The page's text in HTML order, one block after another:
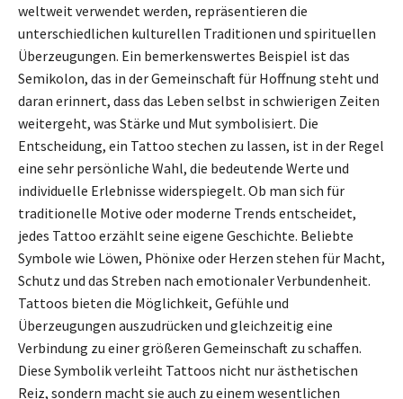
weltweit verwendet werden, repräsentieren die
unterschiedlichen kulturellen Traditionen und spirituellen
Überzeugungen. Ein bemerkenswertes Beispiel ist das
Semikolon, das in der Gemeinschaft für Hoffnung steht und
daran erinnert, dass das Leben selbst in schwierigen Zeiten
weitergeht, was Stärke und Mut symbolisiert. Die
Entscheidung, ein Tattoo stechen zu lassen, ist in der Regel
eine sehr persönliche Wahl, die bedeutende Werte und
individuelle Erlebnisse widerspiegelt. Ob man sich für
traditionelle Motive oder moderne Trends entscheidet,
jedes Tattoo erzählt seine eigene Geschichte. Beliebte
Symbole wie Löwen, Phönixe oder Herzen stehen für Macht,
Schutz und das Streben nach emotionaler Verbundenheit.
Tattoos bieten die Möglichkeit, Gefühle und
Überzeugungen auszudrücken und gleichzeitig eine
Verbindung zu einer größeren Gemeinschaft zu schaffen.
Diese Symbolik verleiht Tattoos nicht nur ästhetischen
Reiz, sondern macht sie auch zu einem wesentlichen